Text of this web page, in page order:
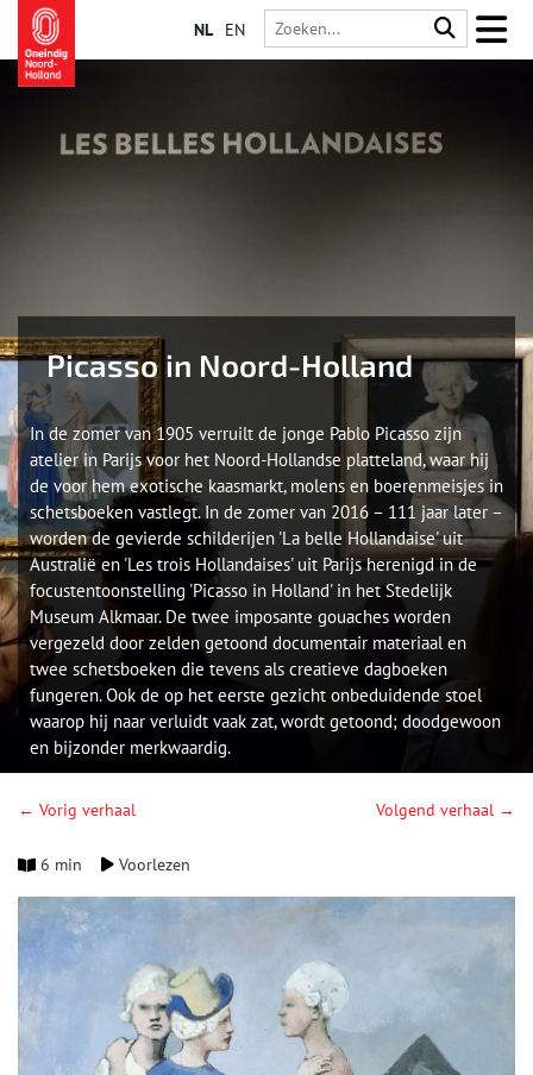
NL EN
Picasso in Noord-Holland
In de zomer van 1905 verruilt de jonge Pablo Picasso zijn
atelier in Parijs voor het Noord-Hollandse platteland, waar hij
de voor hem exotische kaasmarkt, molens en boerenmeisjes in
schetsboeken vastlegt. In de zomer van 2016 – 111 jaar later –
worden de gevierde schilderijen 'La belle Hollandaise' uit
Australië en 'Les trois Hollandaises' uit Parijs herenigd in de
focustentoonstelling 'Picasso in Holland' in het Stedelijk
Museum Alkmaar. De twee imposante gouaches worden
vergezeld door zelden getoond documentair materiaal en
twee schetsboeken die tevens als creatieve dagboeken
fungeren. Ook de op het eerste gezicht onbeduidende stoel
waarop hij naar verluidt vaak zat, wordt getoond; doodgewoon
en bijzonder merkwaardig.
← Vorig verhaal Volgend verhaal →
6 min Voorlezen